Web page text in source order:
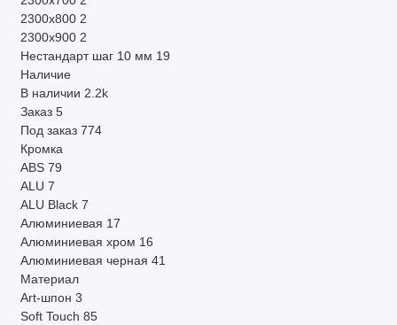
2300х800 2
2300х900 2
Нестандарт шаг 10 мм 19
Наличие
В наличии 2.2k
Заказ 5
Под заказ 774
Кромка
ABS 79
ALU 7
ALU Black 7
Алюминиевая 17
Алюминиевая хром 16
Алюминиевая черная 41
Материал
Art-шпон 3
Soft Touch 85